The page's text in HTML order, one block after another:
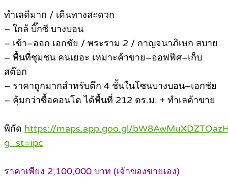
ทำเลดีมาก / เดินทางสะดวก
– ใกล้ บิ๊กซี บางบอน
– เข้า–ออก เอกชัย / พระราม 2 / กาญจนาภิเษก สบาย
– พื้นที่ชุมชน คนเยอะ เหมาะค้าขาย–ออฟฟิศ–เก็บ
สต๊อก
– ราคาถูกมากสำหรับตึก 4 ชั้นในโซนบางบอน–เอกชัย
– คุ้มกว่าซื้อคอนโด ได้พื้นที่ 212 ตร.ม. + ทำเลค้าขาย
พิกัด https://maps.app.goo.gl/
g_st=ipc
ราคาเพียง 2,100,000 บาท (เจ้าของขายเอง)